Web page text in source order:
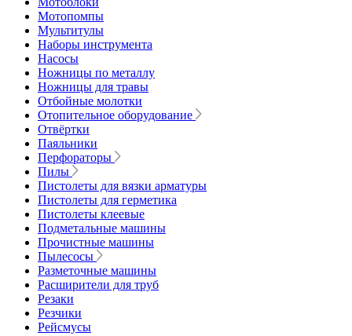
Мотопомпы
Мультитулы
Наборы инструмента
Насосы
Ножницы по металлу
Ножницы для травы
Отбойные молотки
Отопительное оборудование
Отвёртки
Паяльники
Перфораторы
Пилы
Пистолеты для вязки арматуры
Пистолеты для герметика
Пистолеты клеевые
Подметальные машины
Прочистные машины
Пылесосы
Разметочные машины
Расширители для труб
Резаки
Резчики
Рейсмусы